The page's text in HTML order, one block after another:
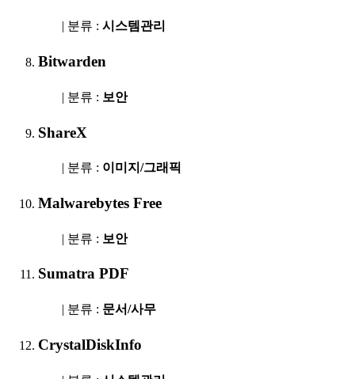
| 분류 : 시스템관리
Bitwarden
| 분류 : 보안
ShareX
| 분류 : 이미지/그래픽
Malwarebytes Free
| 분류 : 보안
Sumatra PDF
| 분류 : 문서/사무
CrystalDiskInfo